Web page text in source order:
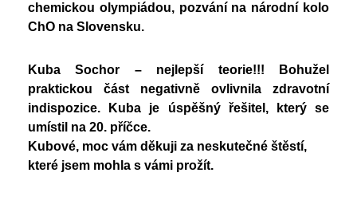
chemickou olympiádou, pozvání na národní kolo
ChO na Slovensku.
Kuba Sochor – nejlepší teorie!!! Bohužel
praktickou část negativně ovlivnila zdravotní
indispozice. Kuba je úspěšný řešitel, který se
umístil na 20. příčce.
Kubové, moc vám děkuji za neskutečné štěstí,
které jsem mohla s vámi prožít.